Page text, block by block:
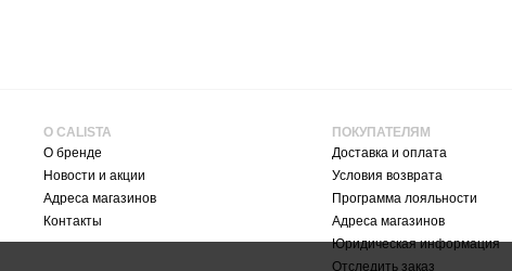
О CALISTA
О бренде
Новости и акции
Адреса магазинов
Контакты
ПОКУПАТЕЛЯМ
Доставка и оплата
Условия возврата
Программа лояльности
Адреса магазинов
Юридическая информация
Отследить заказ